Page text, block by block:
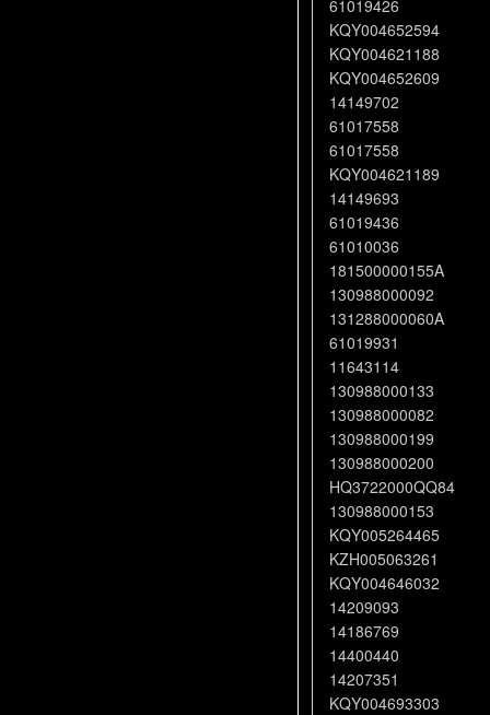
61019426
KQY004652594
KQY004621188
KQY004652609
14149702
61017558
61017558
KQY004621189
14149693
61019436
61010036
181500000155A
130988000092
131288000060A
61019931
11643114
130988000133
130988000082
130988000199
130988000200
HQ3722000QQ84
130988000153
KQY005264465
KZH005063261
KQY004646032
14209093
14186769
14400440
14207351
KQY004693303